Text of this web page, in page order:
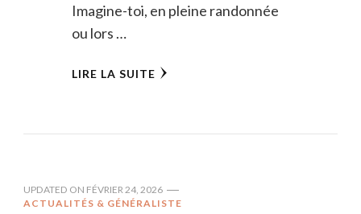
Imagine-toi, en pleine randonnée
ou lors …
LIRE LA SUITE
UPDATED ON FÉVRIER 24, 2026
ACTUALITÉS & GÉNÉRALISTE